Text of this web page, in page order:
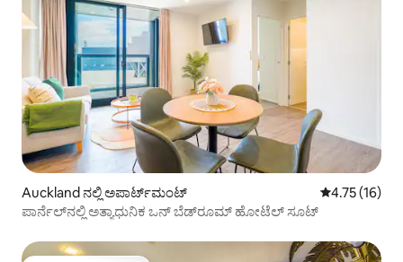
Auckland ನಲ್ಲಿ ಅಪಾರ್ಟ್‌ಮಂಟ್ 5 ರಲ್ಲಿ 4.75
4.75 (16)
ಪಾರ್ನೆಲ್‌ನಲ್ಲಿ ಅತ್ಯಾಧುನಿಕ ಒನ್ ಬೆಡ್‌ರೂಮ್ ಹೋಟೆಲ್ ಸೂಟ್